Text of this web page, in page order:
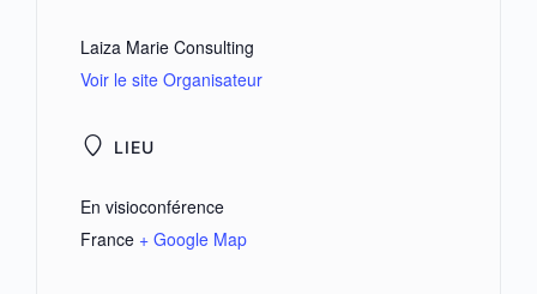
LIEU
En visioconférence
France + Google Map
Laiza Marie Consulting
Voir le site Organisateur